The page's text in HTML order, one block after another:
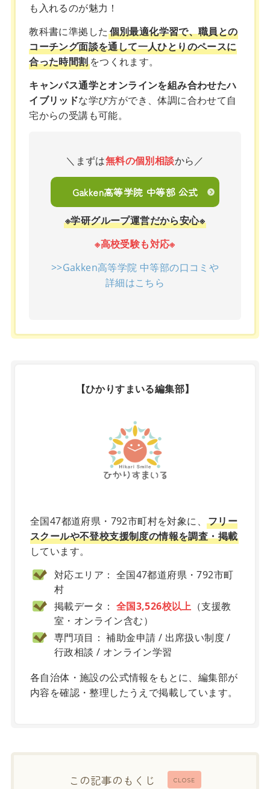
も入れるのが魅力！
教科書に準拠した 個別最適化学習で、職員との
コーチング面談を通して一人ひとりのペースに
合った時間割をつくれます。
キャンパス通学とオンラインを組み合わせたハ
イブリッドな学び方ができ、体調に合わせて自
宅からの受講も可能。
＼まずは無料の個別相談から／
Gakken高等学院 中等部 公式
※学研グループ運営だから安心※
※高校受験も対応※
>>Gakken高等学院 中等部の口コミや
詳細はこちら
【ひかりすまいる編集部】
全国47都道府県・792市町村を対象に、 フリー
スクールや不登校支援制度の情報を調査・掲載
しています。
対応エリア： 全国47都道府県・792市町
村
掲載データ： 全国3,526校以上 （支援教
室・オンライン含む）
専門項目： 補助金申請 / 出席扱い制度 /
行政相談 / オンライン学習
各自治体・施設の公式情報をもとに、編集部が
内容を確認・整理したうえで掲載しています。
CLOSE
この記事のもくじ